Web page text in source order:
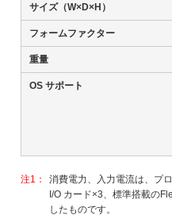
サイズ（W×D×H）
フォームファクター
重量
OS サポート
注1：
消費電力、入力電流は、プ
I/O カード×3、標準搭載の
したものです。